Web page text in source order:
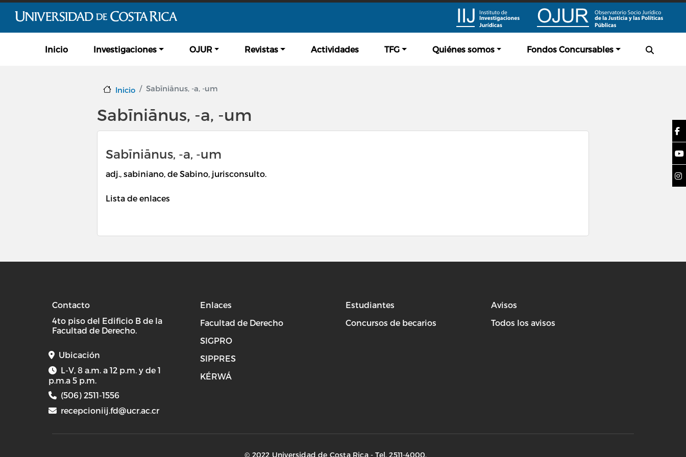
Inicio Investigaciones OJUR Revistas Actividades TFG Quiénes somos Fondos Concursables
Inicio Sabīniānus, -a, -um
Sabīniānus, -a, -um
Sabīniānus, -a, -um
adj., sabiniano, de Sabino, jurisconsulto.
Lista de enlaces
Contacto
4to piso del Edificio B de la
Facultad de Derecho.
Ubicación
L-V, 8 a.m. a 12 p.m. y de 1
p.m.a 5 p.m.
(506) 2511-1556
recepcioniij.fd@ucr.ac.cr
Enlaces
Facultad de Derecho
SIGPRO
SIPPRES
KÉRWÁ
Estudiantes
Concursos de becarios
Avisos
Todos los avisos
© 2022 Universidad de Costa Rica - Tel. 2511-4000.